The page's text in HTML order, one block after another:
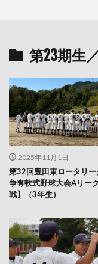
第23期生
2025年11月1日
第32回豊田東ロータリ
争奪軟式野球大会Aリー
戦】（3年生）